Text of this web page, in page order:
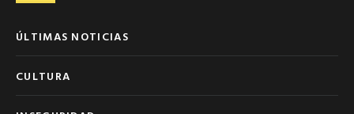
ÚLTIMAS NOTICIAS
CULTURA